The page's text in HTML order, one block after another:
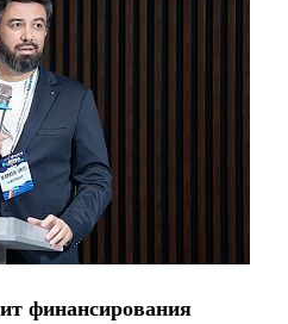
финансирования